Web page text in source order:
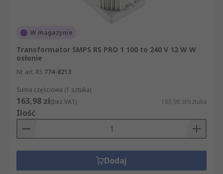
zapewnienie Państwu najwyższej klasy
W magazynie
Transformator SMPS RS PRO 1 100 to 240 V 12 W W
osłonie
Nr art. RS 774-8213
Suma częściowa (1 sztuka)
163,98 zł(bez VAT) 163,98 zł/sztuka
Ilość
Dodaj